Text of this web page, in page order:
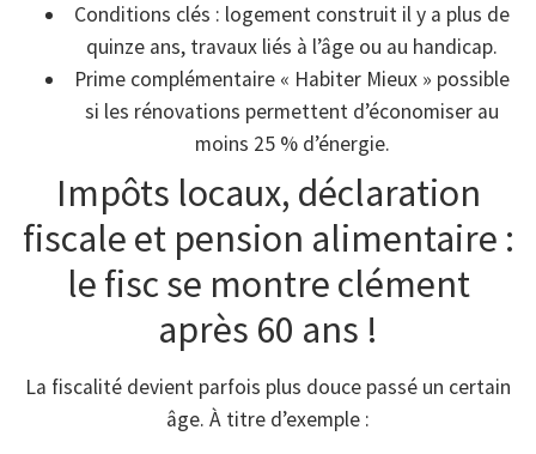
Conditions clés : logement construit il y a plus de
quinze ans, travaux liés à l’âge ou au handicap.
Prime complémentaire « Habiter Mieux » possible
si les rénovations permettent d’économiser au
moins 25 % d’énergie.
Impôts locaux, déclaration
fiscale et pension alimentaire :
le fisc se montre clément
après 60 ans !
La fiscalité devient parfois plus douce passé un certain
âge. À titre d’exemple :